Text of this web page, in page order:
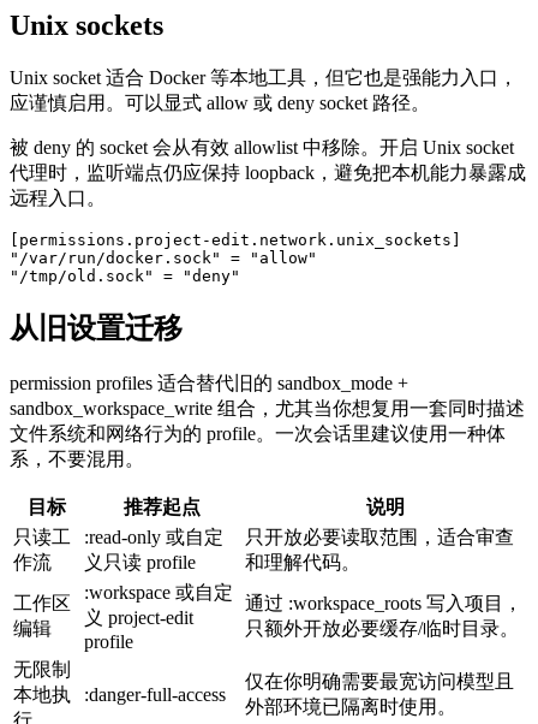
Unix sockets
Unix socket 适合 Docker 等本地工具，但它也是强能力入口，
应谨慎启用。可以显式 allow 或 deny socket 路径。
被 deny 的 socket 会从有效 allowlist 中移除。开启 Unix socket
代理时，监听端点仍应保持 loopback，避免把本机能力暴露成
远程入口。
[permissions.project-edit.network.unix_sockets]
"/var/run/docker.sock" = "allow"
"/tmp/old.sock" = "deny"
从旧设置迁移
permission profiles 适合替代旧的 sandbox_mode +
sandbox_workspace_write 组合，尤其当你想复用一套同时描述
文件系统和网络行为的 profile。一次会话里建议使用一种体
系，不要混用。
目标 推荐起点
说明
只读工
作流
:read-only 或自定
义只读 profile
只开放必要读取范围，适合审查
和理解代码。
工作区
编辑
:workspace 或自定
义 project-edit
profile
通过 :workspace_roots 写入项目，
只额外开放必要缓存/临时目录。
无限制
本地执
行
:danger-full-access
仅在你明确需要最宽访问模型且
外部环境已隔离时使用。